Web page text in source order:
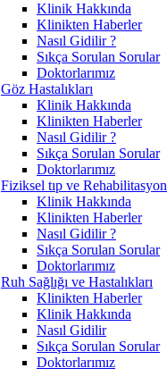
Klinik Hakkında
Klinikten Haberler
Nasıl Gidilir ?
Sıkça Sorulan Sorular
Doktorlarımız
Göz Hastalıkları
Klinik Hakkında
Klinikten Haberler
Nasıl Gidilir ?
Sıkça Sorulan Sorular
Doktorlarımız
Fiziksel tıp ve Rehabilitasyon
Klinik Hakkında
Klinikten Haberler
Nasıl Gidilir ?
Sıkça Sorulan Sorular
Doktorlarımız
Ruh Sağlığı ve Hastalıkları
Klinikten Haberler
Klinik Hakkında
Nasıl Gidilir
Sıkça Sorulan Sorular
Doktorlarımız